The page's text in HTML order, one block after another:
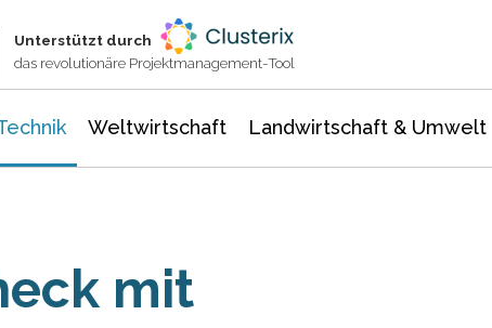
Unterstützt durch
das revolutionäre Projektmanagement-Tool
Weltwirtschaft Landwirtschaft & Umwelt
mit